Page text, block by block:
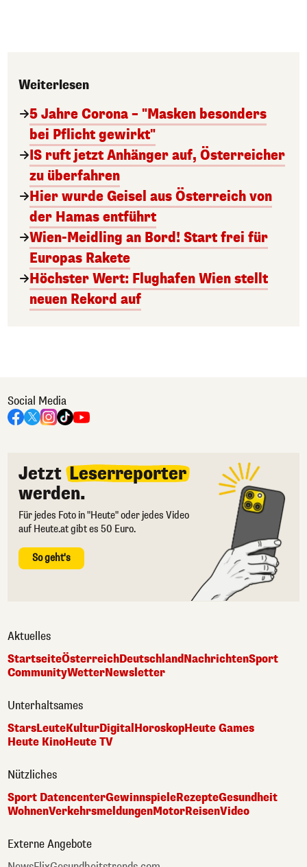
Weiterlesen
5 Jahre Corona – "Masken besonders
bei Pflicht gewirkt"
IS ruft jetzt Anhänger auf, Österreicher
zu überfahren
Hier wurde Geisel aus Österreich von
der Hamas entführt
Wien-Meidling an Bord! Start frei für
Europas Rakete
Höchster Wert: Flughafen Wien stellt
neuen Rekord auf
Social Media
Jetzt Leserreporter
werden.
Für jedes Foto in "Heute" oder jedes Video
auf Heute.at gibt es 50 Euro.
So geht's
Aktuelles
StartseiteÖsterreichDeutschlandNachrichtenSport
CommunityWetterNewsletter
Unterhaltsames
StarsLeuteKulturDigitalHoroskopHeute Games
Heute KinoHeute TV
Nützliches
Sport DatencenterGewinnspieleRezepteGesundheit
WohnenVerkehrsmeldungenMotorReisenVideo
Externe Angebote